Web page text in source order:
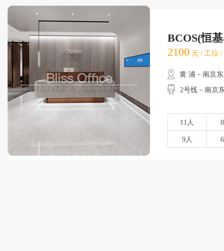
BCOS(恒
2100 元 / 工位
黄 浦－南京
2号线－南京
11人
9人